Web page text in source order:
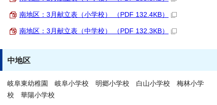
南地区：3月献立表（小学校） （PDF 132.4KB）
南地区：3月献立表（中学校） （PDF 132.3KB）
中地区
岐阜東幼稚園 岐阜小学校 明郷小学校 白山小学校 梅林小学
校 華陽小学校